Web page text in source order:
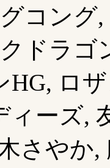
コング
ドラゴ
HG, ロ
ィーズ,
さやか